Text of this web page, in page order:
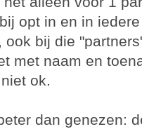
opt in en in
bij die
met naam en
ok.
dan genezen: